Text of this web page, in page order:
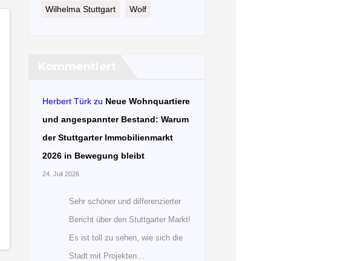
Wilhelma Stuttgart Wolf
Herbert Türkzu Neue Wohnquartiere
und angespannter Bestand: Warum
der Stuttgarter Immobilienmarkt
2026 in Bewegung bleibt
24. Juli 2026
Sehr schöner und differenzierter
Bericht über den Stuttgarter Markt!
Es ist toll zu sehen, wie sich die
Stadt mit Projekten…